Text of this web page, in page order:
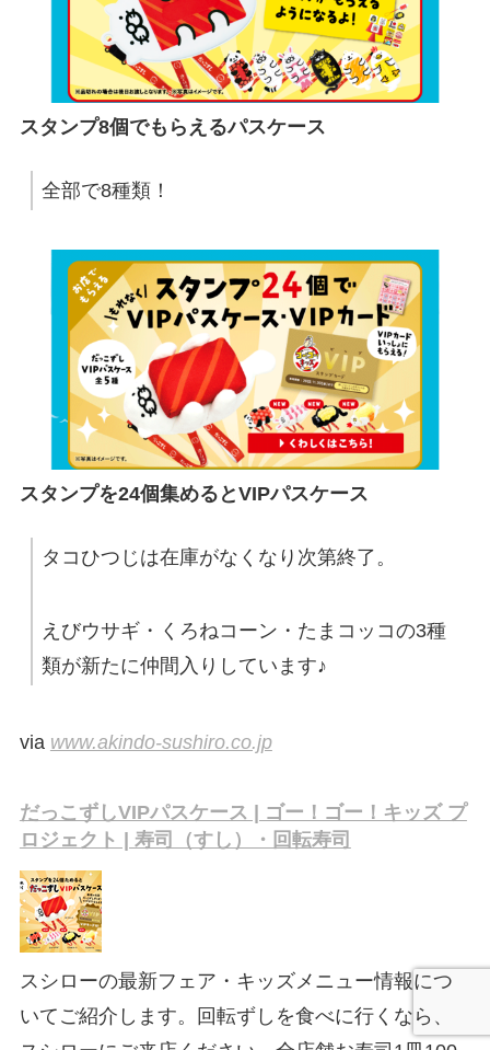
スタンプ8個でもらえるパスケース
全部で8種類！
スタンプを24個集めるとVIPパスケース
タコひつじは在庫がなくなり次第終了。
えびウサギ・くろねコーン・たまコッコの3種
類が新たに仲間入りしています♪
via www.akindo-sushiro.co.jp
だっこずしVIPパスケース | ゴー！ゴー！キッズ プ
ロジェクト | 寿司（すし）・回転寿司
スシローの最新フェア・キッズメニュー情報につ
いてご紹介します。回転ずしを食べに行くなら、